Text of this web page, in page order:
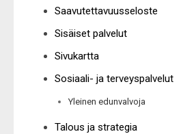
Saavutettavuusseloste
Sisäiset palvelut
Sivukartta
Sosiaali- ja terveyspalvelut
Yleinen edunvalvoja
Talous ja strategia